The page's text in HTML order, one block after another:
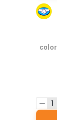
color